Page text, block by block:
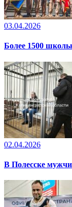
03.04.2026
Более 1500
02.04.2026
В Полесске